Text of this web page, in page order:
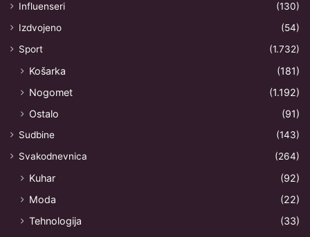
Influenseri
(130)
Izdvojeno
(54)
Sport
(1.732)
Košarka
(181)
Nogomet
(1.192)
Ostalo
(91)
Sudbine
(143)
Svakodnevnica
(264)
Kuhar
(92)
Moda
(22)
Tehnologija
(33)